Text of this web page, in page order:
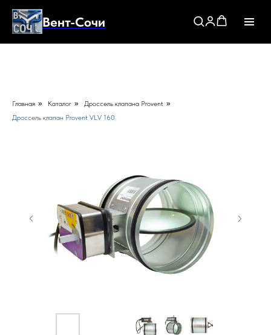
Вент-Сочи
Главная » Каталог » Дроссель клапана Provent »
Дроссель клапан Provent VLV 160